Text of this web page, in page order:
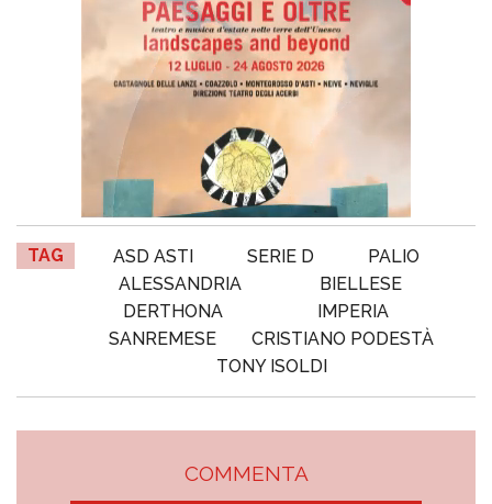
TAG ASD ASTI SERIE D
PALIO
ALESSANDRIA
BIELLESE
DERTHONA
IMPERIA
SANREMESE
CRISTIANO PODESTÀ
TONY ISOLDI
COMMENTA